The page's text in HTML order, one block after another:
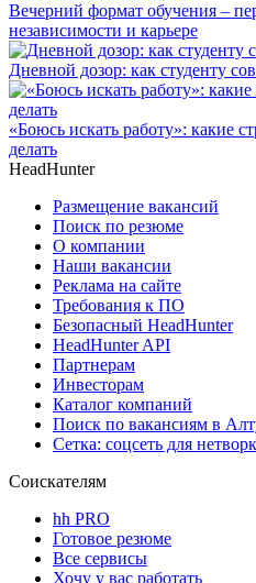
Вечерний формат обучения –
независимости и карьере
Дневной дозор: как студенту
«Боюсь искать работу»: какие
делать
HeadHunter
Размещение вакансий
Поиск по резюме
О компании
Наши вакансии
Реклама на сайте
Требования к ПО
Безопасный HeadHunter
HeadHunter API
Партнерам
Инвесторам
Каталог компаний
Поиск по вакансиям в
Сетка: соцсеть для
Соискателям
hh PRO
Готовое резюме
Все сервисы
Хочу у вас работать